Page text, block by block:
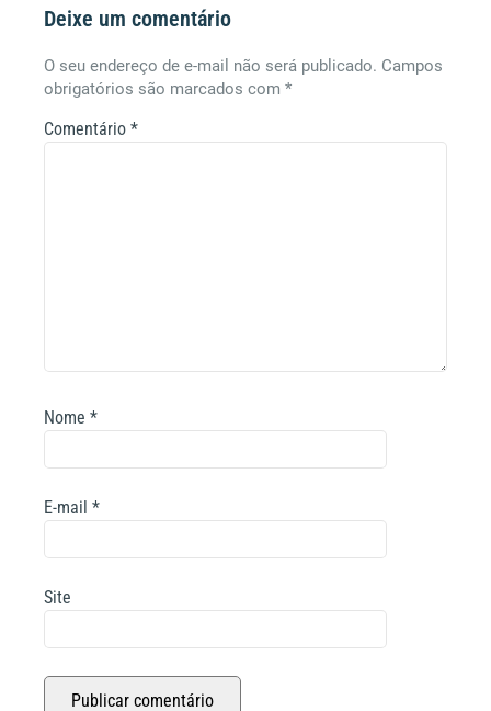
Deixe um comentário
O seu endereço de e-mail não será publicado. Campos
obrigatórios são marcados com *
Comentário *
Nome *
E-mail *
Site